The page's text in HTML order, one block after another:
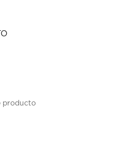
producto